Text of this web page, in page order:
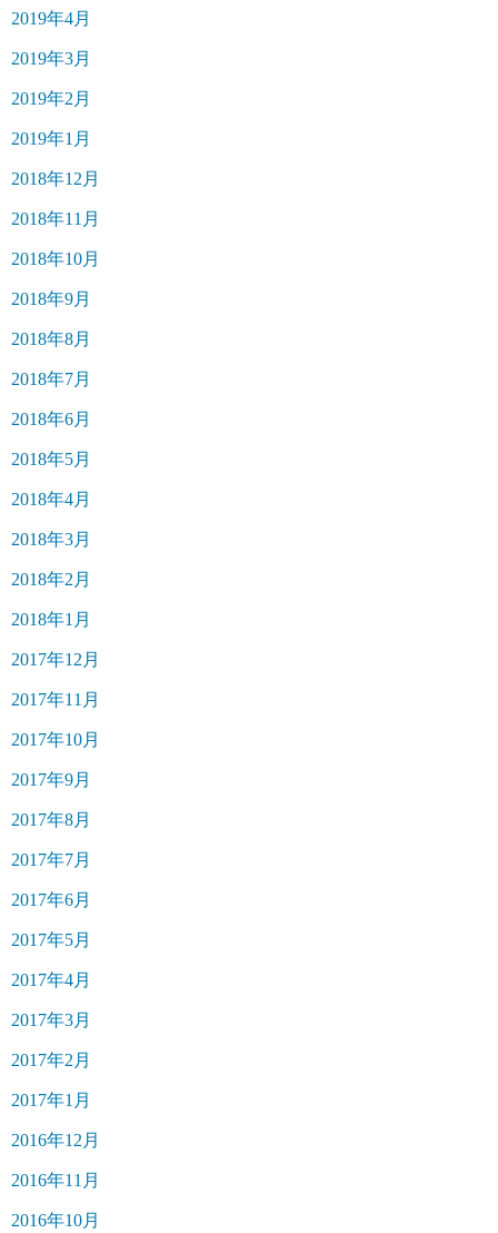
2019年4月
2019年3月
2019年2月
2019年1月
2018年12月
2018年11月
2018年10月
2018年9月
2018年8月
2018年7月
2018年6月
2018年5月
2018年4月
2018年3月
2018年2月
2018年1月
2017年12月
2017年11月
2017年10月
2017年9月
2017年8月
2017年7月
2017年6月
2017年5月
2017年4月
2017年3月
2017年2月
2017年1月
2016年12月
2016年11月
2016年10月